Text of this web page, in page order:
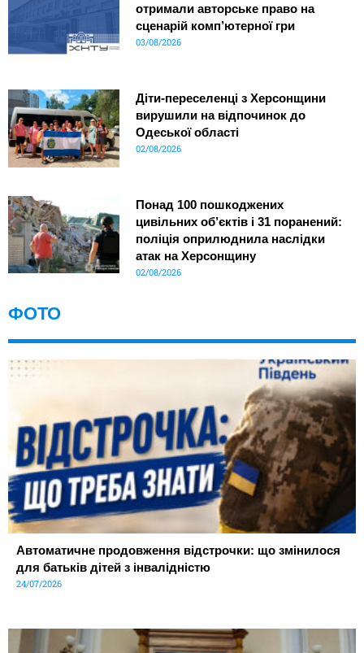
отримали авторське право на
сценарій комп’ютерної гри
03/08/2026
Діти-переселенці з Херсонщини
вирушили на відпочинок до
Одеської області
02/08/2026
Понад 100 пошкоджених
цивільних об’єктів і 31 поранений:
поліція оприлюднила наслідки
атак на Херсонщину
02/08/2026
ФОТО
Автоматичне продовження відстрочки: що змінилося
для батьків дітей з інвалідністю
24/07/2026